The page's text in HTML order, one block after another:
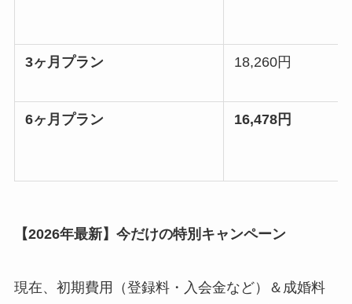
3ヶ月プラン 18,260円
6ヶ月プラン 16,478円
【2026年最新】今だけの特別キャンペーン
現在、初期費用（登録料・入会金など）＆成婚料